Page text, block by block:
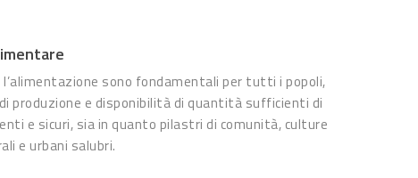
l’alimentazione sono fondamentali per tutti i popoli,
produzione e disponibilità di quantità sufficienti di
e sicuri, sia in quanto pilastri di comunità, culture
e urbani salubri.